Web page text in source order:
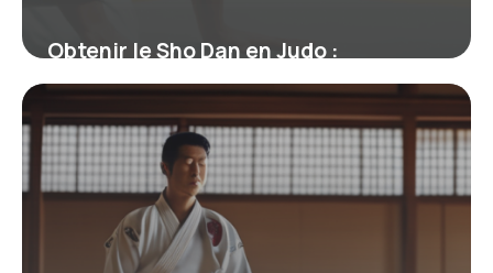
Obtenir le Sho Dan en Judo :
Signification, Parcours et Enjeux
19 juin 2026